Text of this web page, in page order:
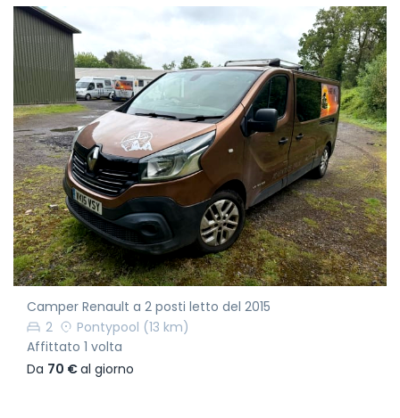
Camper Renault a 2 posti letto del 2015
2
Pontypool (13 km)
Affittato 1 volta
Da 70 €al giorno